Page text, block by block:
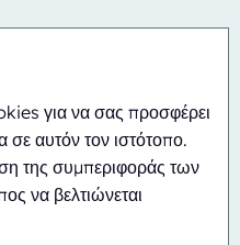
για να σας προσφέρει
σε αυτόν τον ιστότοπο.
της συμπεριφοράς των
να βελτιώνεται